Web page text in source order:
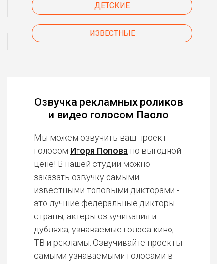
ДЕТСКИЕ
ИЗВЕСТНЫЕ
Озвучка рекламных роликов
и видео голосом Паоло
Мы можем озвучить ваш проект
голосом Игоря Попова по выгодной
цене! В нашей студии можно
заказать озвучку самыми
известными топовыми дикторами -
это лучшие федеральные дикторы
страны, актеры озвучивания и
дубляжа, узнаваемые голоса кино,
ТВ и рекламы. Озвучивайте проекты
самыми узнаваемыми голосами в